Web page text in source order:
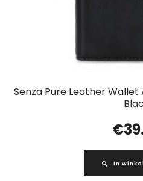
Senza Pure Leather Wallet
€
In